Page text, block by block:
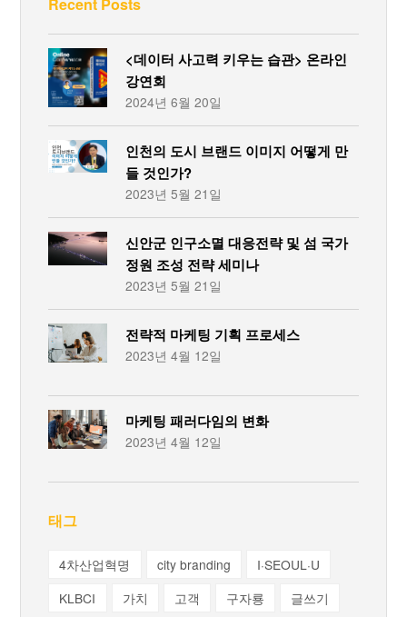
<데이터 사고력 키우는 습관> 온라인
강연회
2024년 6월 20일
인천의 도시 브랜드 이미지 어떻게 만
들 것인가?
2023년 5월 21일
신안군 인구소멸 대응전략 및 섬 국가
정원 조성 전략 세미나
2023년 5월 21일
전략적 마케팅 기획 프로세스
2023년 4월 12일
마케팅 패러다임의 변화
2023년 4월 12일
태그
4차산업혁명 city branding
I·SEOUL·U
KLBCI
가치 고객 구자룡
글쓰기